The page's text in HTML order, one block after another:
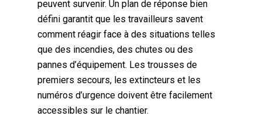
peuvent survenir. Un plan de réponse bien
défini garantit que les travailleurs savent
comment réagir face à des situations telles
que des incendies, des chutes ou des
pannes d’équipement. Les trousses de
premiers secours, les extincteurs et les
numéros d’urgence doivent être facilement
accessibles sur le chantier.